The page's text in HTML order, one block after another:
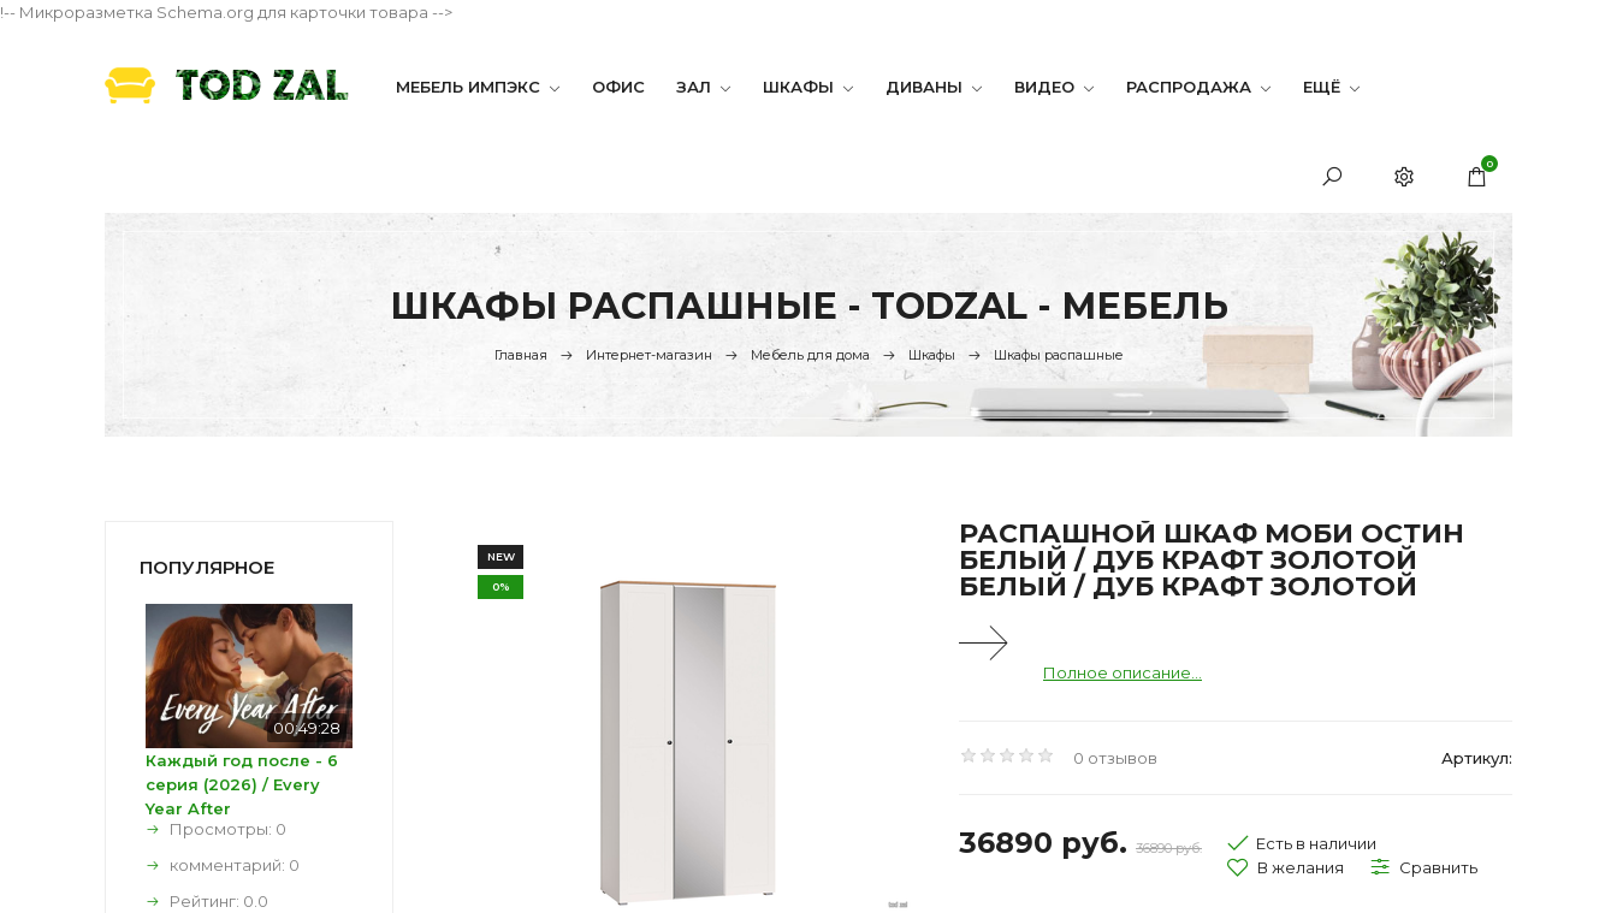
!-- Микроразметка Schema.org для карточки товара -->
МЕБЕЛЬ ИМПЭКС ОФИС ЗАЛ ШКАФЫ ДИВАНЫ ВИДЕО РАСПРОДАЖА ЕЩЁ
0
ШКАФЫ РАСПАШНЫЕ - TODZAL - МЕБЕЛЬ
Главная Интернет-магазин Мебель для дома Шкафы Шкафы распашные
NEW
0%
РАСПАШНОЙ ШКАФ МОБИ ОСТИН
БЕЛЫЙ / ДУБ КРАФТ ЗОЛОТОЙ
БЕЛЫЙ / ДУБ КРАФТ ЗОЛОТОЙ
Полное описание...
0 отзывов Артикул:
36890 руб. 36890 руб. Есть в наличии
ПОПУЛЯРНОЕ
00:49:28
Каждый год после - 6
серия (2026) / Every
Year After
Просмотры: 0
комментарий: 0
Рейтинг: 0.0